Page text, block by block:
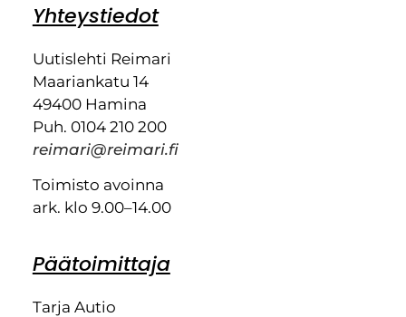
Yhteystiedot
Uutislehti Reimari
Maariankatu 14
49400 Hamina
Puh. 0104 210 200
reimari@reimari.fi
Toimisto avoinna
ark. klo 9.00–14.00
Päätoimittaja
Tarja Autio